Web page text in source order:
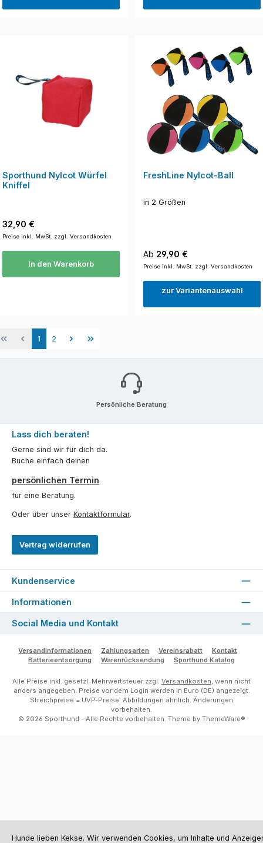
Sporthund Nylcot Würfel
Kniffel
Regulärer Preis:
32,90 €
Preise inkl. MwSt. zzgl. Versandkosten
In den Warenkorb
FreshLine Nylcot-Ball
in 2 Größen
Regulärer Preis:
Ab 29,90 €
Preise inkl. MwSt. zzgl. Versandkosten
zur Variantenauswahl
Seite
1 Seite
2
Persönliche Beratung
Lass dich beraten!
Gerne sind wir für dich da.
Buche einfach deinen
persönlichen Termin
für eine Beratung.
Oder über unser Kontaktformular.
Vertrag widerrufen
Kundenservice
Informationen
Social Media und Kontakt
Versandinformationen Zahlungsarten Vereinsrabatt
Kontakt
Batterieentsorgung
Warenrücksendung Sporthund Katalog
Alle Preise inkl. gesetzl. Mehrwertsteuer zzgl. Versandkosten, wenn nicht
anders angegeben. Preise vor dem Login werden in Euro (DE) angezeigt.
Streichpreise = UVP-Preise. Abbildungen ähnlich. Änderungen
vorbehalten.
© 2026 Sporthund - Alle Rechte vorbehalten. Theme by ThemeWare®
Hunde lieben Kekse. Wir verwenden Cookies, um Inhalte und